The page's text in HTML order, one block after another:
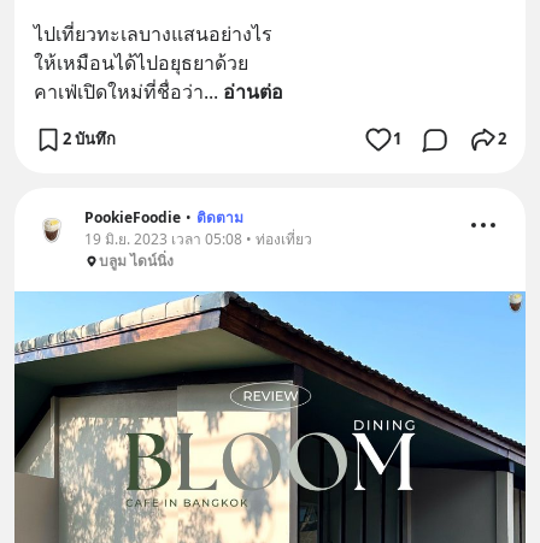
ไปเที่ยวทะเลบางแสนอย่างไร
ให้เหมือนได้ไปอยุธยาด้วย
คาเฟ่เปิดใหม่ที่ชื่อว่า... อ่านต่อ
2 บันทึก 1 2
PookieFoodie • ติดตาม
19 มิ.ย. 2023 เวลา 05:08 • ท่องเที่ยว
บลูม ไดน์นิ่ง